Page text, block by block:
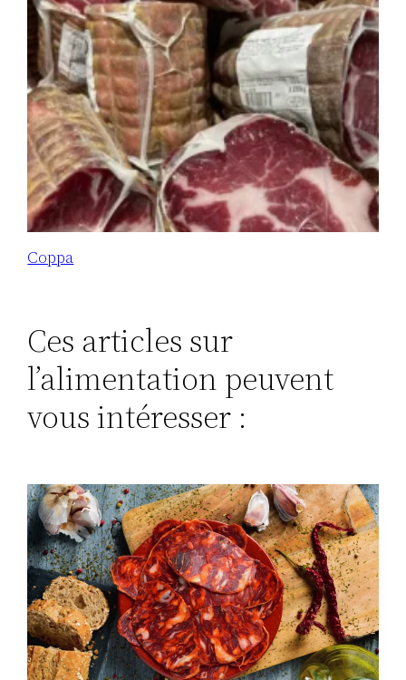
Coppa
Ces articles sur
l’alimentation peuvent
vous intéresser :